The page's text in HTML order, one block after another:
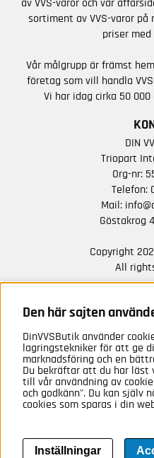
av VVS-varor och vår
sortiment av VVS-varor
priser med
Vår målgrupp är främst
företag som vill handla
Vi har idag cirka 50
DIN
Triopart
Org-nr:
Telefon:
Mail:
Göstakrog
Copyright
All
Den här sajten
DinVVSButik använder
lagringstekniker för att ge
marknadsföring och en
Du bekräftar att du har läst
till vår användning av
och godkänn". Du kan själv
cookies som sparas i din
Inställningar